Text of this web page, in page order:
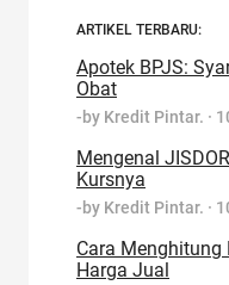
ARTIKEL TERBARU:
Apotek BPJS:
Obat
-by Kredit Pintar. ·
Mengenal
Kursnya
-by Kredit Pintar. ·
Cara Menghitung
Harga Jual